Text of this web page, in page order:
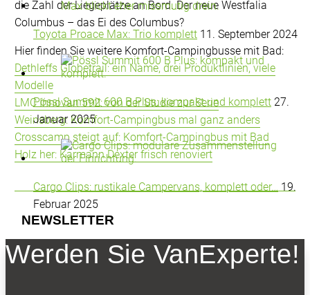
die Zahl der Liegeplätze an Bord. Der neue Westfalia
Columbus – das Ei des Columbus?
Hier finden Sie weitere Komfort-Campingbusse mit Bad:
Dethleffs Globetrail: ein Name, drei Produktlinien, viele
Modelle
LMC Innovan 592: von der Studie zur Serie
Weinsberg: Komfort-Campingbus mal ganz anders
Crosscamp steigt auf: Komfort-Campingbus mit Bad
Holz her: Karmann Dexter frisch renoviert
NEWSLETTER
Toyota Proace Max: Trio komplett 11. September 2024
Pössl Summit 600 B Plus: kompakt und komplett 27.
Januar 2025
Cargo Clips: rustikale Campervans, komplett oder… 19.
Februar 2025
Werden Sie VanExperte!